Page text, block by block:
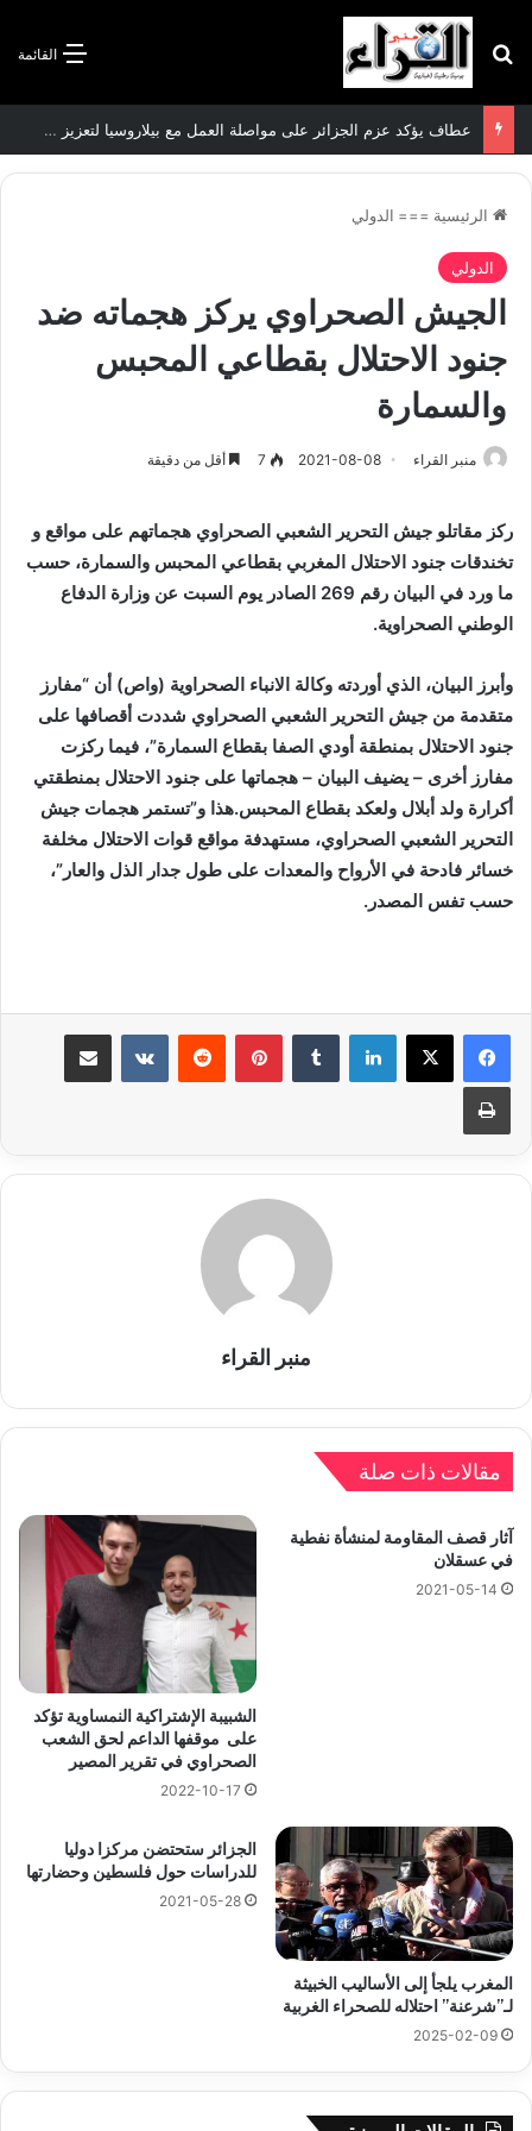
القائمة بحث عن
عطاف يؤكد عزم الجزائر على مواصلة العمل مع بيلاروسيا لتعزيز العلاقات الثنائية
الرئيسية === الدولي
الدولي
الجيش الصحراوي يركز هجماته ضد
جنود الاحتلال بقطاعي المحبس
والسمارة
منبر القراء 2021-08-08
7 أقل من دقيقة
ركز مقاتلو جيش التحرير الشعبي الصحراوي هجماتهم على مواقع و
تخندقات جنود الاحتلال المغربي بقطاعي المحبس والسمارة، حسب
ما ورد في البيان رقم 269 الصادر يوم السبت عن وزارة الدفاع
الوطني الصحراوية.
وأبرز البيان، الذي أوردته وكالة الانباء الصحراوية (واص) أن “مفارز
متقدمة من جيش التحرير الشعبي الصحراوي شددت أقصافها على
جنود الاحتلال بمنطقة أودي الصفا بقطاع السمارة”، فيما ركزت
مفارز أخرى – يضيف البيان – هجماتها على جنود الاحتلال بمنطقتي
أكرارة ولد أبلال ولعكد بقطاع المحبس.هذا و”تستمر هجمات جيش
التحرير الشعبي الصحراوي، مستهدفة مواقع قوات الاحتلال مخلفة
خسائر فادحة في الأرواح والمعدات على طول جدار الذل والعار”،
حسب تفس المصدر.
لينكدإن بينتيريست
طباعة
منبر القراء
مقالات ذات صلة
آثار قصف المقاومة لمنشأة نفطية
في عسقلان
2021-05-14
الشبيبة الإشتراكية النمساوية تؤكد
على موقفها الداعم لحق الشعب
الصحراوي في تقرير المصير
2022-10-17
المغرب يلجأ إلى الأساليب الخبيثة
لـ”شرعنة” احتلاله للصحراء الغربية
2025-02-09
الجزائر ستحتضن مركزا دوليا
للدراسات حول فلسطين وحضارتها
2021-05-28